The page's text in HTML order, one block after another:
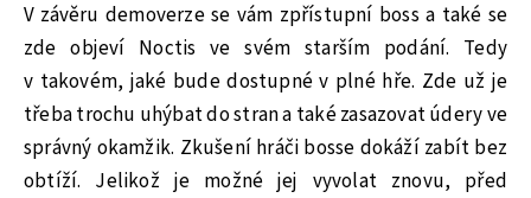
V závěru demoverze se vám zpřístupní boss a také se
zde objeví Noctis ve svém starším podání. Tedy
v takovém, jaké bude dostupné v plné hře. Zde už je
třeba trochu uhýbat do stran a také zasazovat údery ve
správný okamžik. Zkušení hráči bosse dokáží zabít bez
obtíží. Jelikož je možné jej vyvolat znovu, před